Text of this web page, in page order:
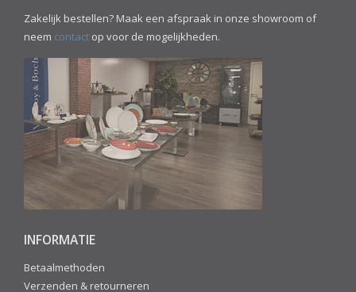
Zakelijk bestellen? Maak een afspraak in onze showroom of
neem contact op voor de mogelijkheden.
INFORMATIE
Betaalmethoden
Verzenden & retourneren